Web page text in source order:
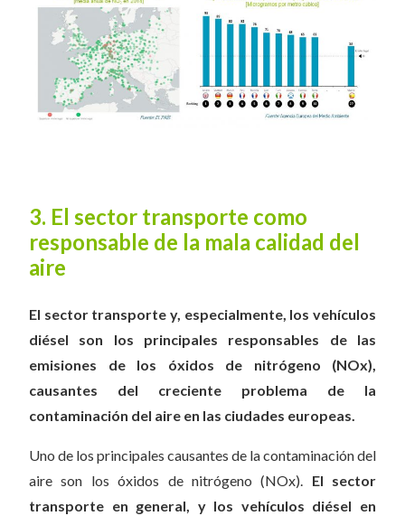
3. El sector transporte como
responsable de la mala calidad del
aire
El sector transporte y, especialmente, los vehículos
diésel son los principales responsables de las
emisiones de los óxidos de nitrógeno (NOx),
causantes del creciente problema de la
contaminación del aire en las ciudades europeas.
Uno de los principales causantes de la contaminación del
aire son los óxidos de nitrógeno (NOx). El sector
transporte en general, y los vehículos diésel en